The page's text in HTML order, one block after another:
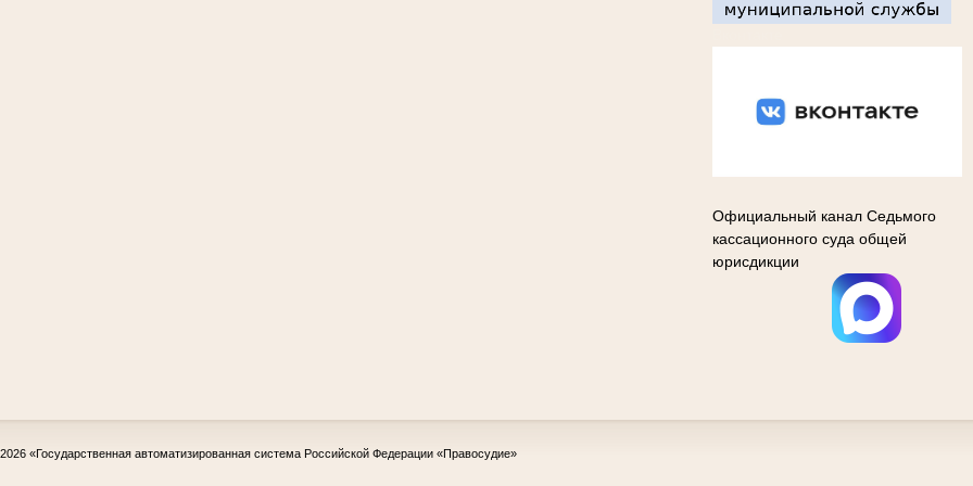
Официальный канал Седьмого
кассационного суда общей
юрисдикции
«Государственная автоматизированная система Российской Федерации «Правосудие»